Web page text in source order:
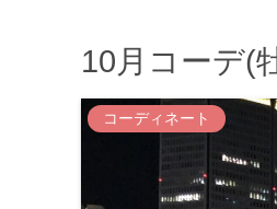
10月コーデ(
コーディネート